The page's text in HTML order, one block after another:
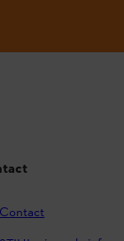
Contact